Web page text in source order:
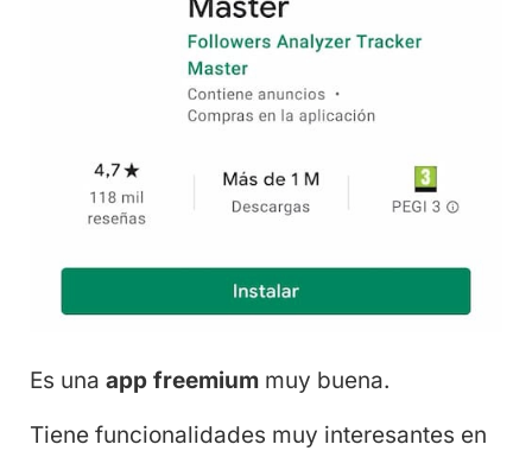
Es una app freemium muy buena.
Tiene funcionalidades muy interesantes en